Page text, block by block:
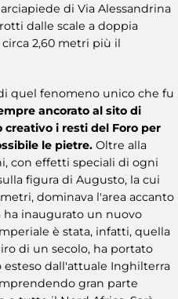
di Via Alessandrina
dalle scale a doppia
2,60 metri più il
quel fenomeno unico che fu
ancorato al sito di
i resti del Foro per
le pietre. Oltre alla
con effetti speciali di ogni
figura di Augusto, la cui
dominava l'area accanto
ha inaugurato un nuovo
è stata, infatti, quella
di un secolo, ha portato
dall'attuale Inghilterra
gran parte